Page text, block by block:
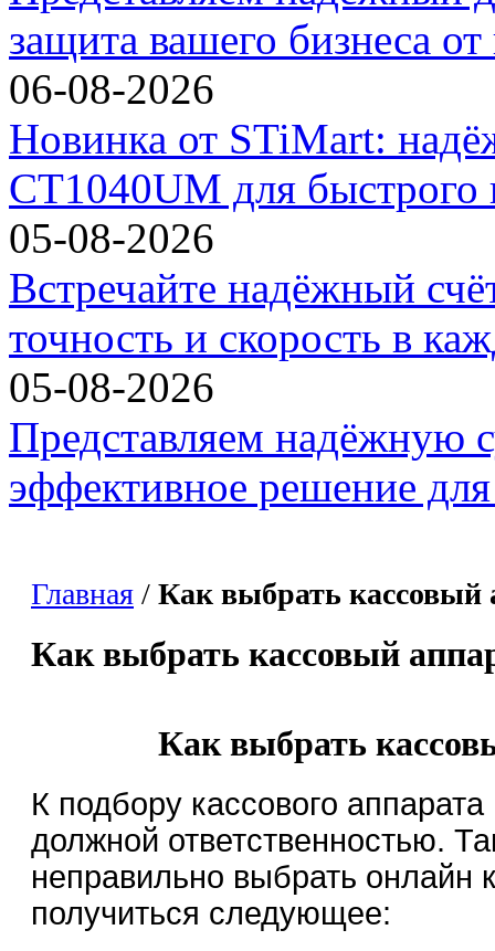
защита вашего бизнеса
06-08-2026
Новинка от STiMart:
CT1040UM для быстрого
05-08-2026
Встречайте надёжный
точность и скорость в
05-08-2026
Представляем
эффективное решение
Главная / Как выбрать кассовый
Как выбрать кассовый
Как выбрать
К подбору кассового
должной ответственностью.
неправильно выбрать онлайн
получиться следующее: